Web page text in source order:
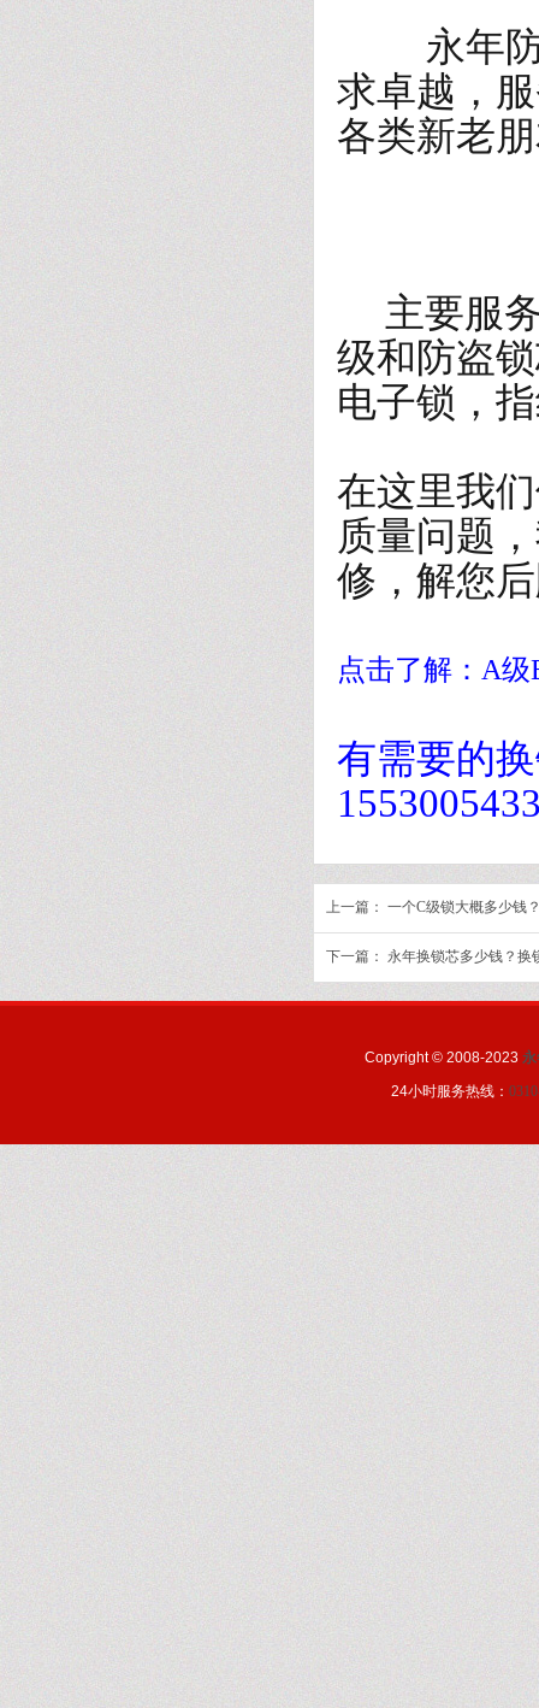
永年防
求卓越，
各类新老
主要服务
级和防盗
电子锁，
在这里我
质量问题
修，解您
点击了解：A
有需要的
上一篇： 一个C级锁大概多少钱
下一篇： 永年换锁芯多少钱？换
Copyright © 2008-2023
24小时服务热线：